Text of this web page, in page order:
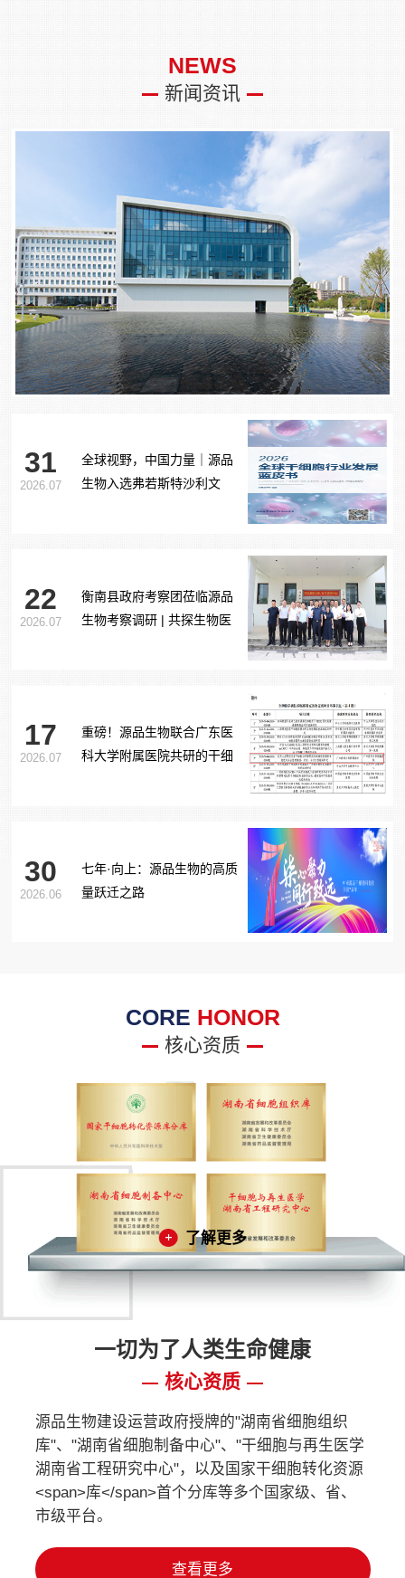
NEWS
新闻资讯
31
2026.07
全球视野，中国力量｜源品
生物入选弗若斯特沙利文
22
2026.07
衡南县政府考察团莅临源品
生物考察调研 | 共探生物医
17
2026.07
重磅！源品生物联合广东医
科大学附属医院共研的干细
30
2026.06
七年·向上：源品生物的高质
量跃迁之路
CORE HONOR
核心资质
了解更多
一切为了人类生命健康
核心资质
源品生物建设运营政府授牌的"湖南省细胞组织
库"、"湖南省细胞制备中心"、"干细胞与再生医学
湖南省工程研究中心"，以及国家干细胞转化资源
<span>库</span>首个分库等多个国家级、省、
市级平台。
查看更多